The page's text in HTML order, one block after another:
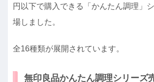
円以下で購入できる「かんたん調理」
場しました。
全16種類が展開されています。
無印良品かんたん調理シリーズ